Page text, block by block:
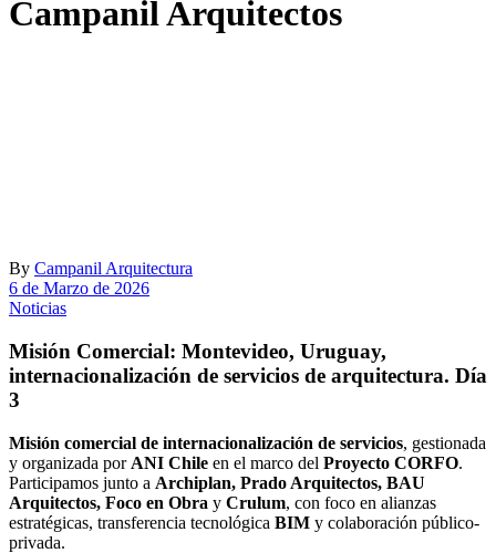
Campanil Arquitectos
By Campanil Arquitectura
6 de Marzo de 2026
Noticias
Misión Comercial: Montevideo, Uruguay,
internacionalización de servicios de arquitectura. Día
3
Misión comercial de internacionalización de servicios, gestionada
y organizada por ANI Chile en el marco del Proyecto CORFO.
Participamos junto a Archiplan, Prado Arquitectos, BAU
Arquitectos, Foco en Obra y Crulum, con foco en alianzas
estratégicas, transferencia tecnológica BIM y colaboración público-
privada.